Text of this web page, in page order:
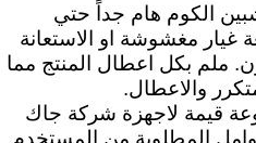
الكوم هام جداً حتي
مغشوشة او الاستعانة
ملم بكل اعطال المنتج مما
والاعطال.
قيمة لاجهزة شركة جاك
المطلوبة من المستخدم